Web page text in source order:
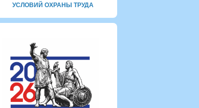
УСЛОВИЙ ОХРАНЫ ТРУДА